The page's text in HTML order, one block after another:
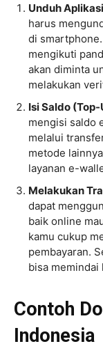
Unduh
harus
di
mengikuti
akan diminta
melakukan
Isi Saldo (Top-
mengisi saldo
melalui
metode
layanan e-
Melakukan
dapat
baik online
kamu cukup
pembayaran.
bisa memindai
Contoh
Indonesia